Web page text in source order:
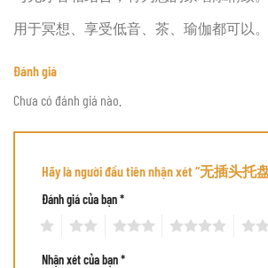
用于冥想、享受低音、茶、瑜伽都可以。
Đánh giá
Chưa có đánh giá nào.
Hãy là người đầu tiên nhận xét “无插头
Đánh giá của bạn*
Nhận xét của bạn*